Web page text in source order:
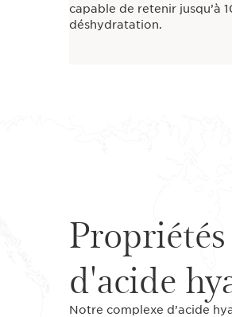
capable de retenir jusqu’à
déshydratation.
d'acide
Notre complexe d’acide